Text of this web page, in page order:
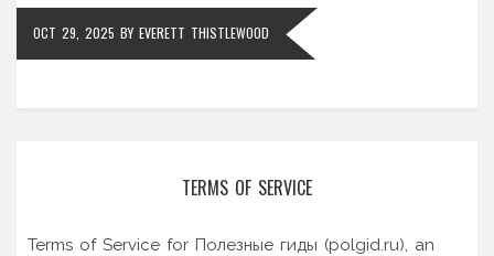
OCT 29, 2025 BY EVERETT THISTLEWOOD
TERMS OF SERVICE
Terms of Service for Полезные гиды (polgid.ru), an